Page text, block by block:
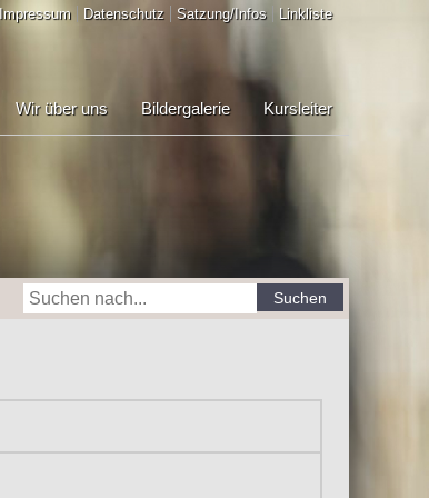
Impressum Datenschutz Satzung/Infos Linkliste
Kursleiter
Bildergalerie
Wir über uns
Suchen